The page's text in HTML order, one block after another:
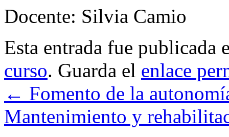
Docente: Silvia Camio
Esta entrada fue publicada
curso. Guarda el enlace
← Fomento de la
Mantenimiento y